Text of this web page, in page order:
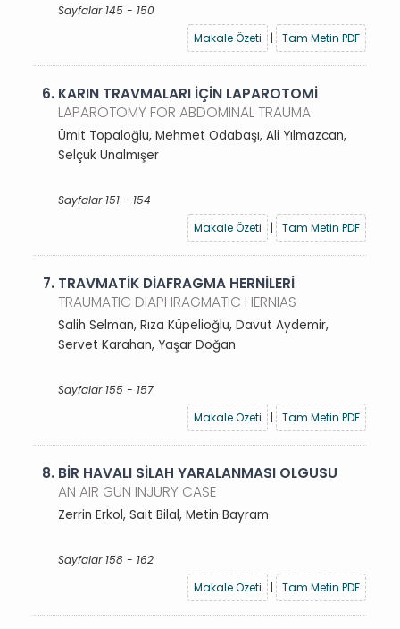
Sayfalar 145 - 150
Makale Özeti
| Tam Metin PDF
6. KARIN TRAVMALARI İÇİN LAPAROTOMİ
LAPAROTOMY FOR ABDOMINAL TRAUMA
Ümit Topaloğlu, Mehmet Odabaşı, Ali Yılmazcan,
Selçuk Ünalmışer
Sayfalar 151 - 154
Makale Özeti
| Tam Metin PDF
7. TRAVMATİK DİAFRAGMA HERNİLERİ
TRAUMATIC DIAPHRAGMATIC HERNIAS
Salih Selman, Rıza Küpelioğlu, Davut Aydemir,
Servet Karahan, Yaşar Doğan
Sayfalar 155 - 157
Makale Özeti
| Tam Metin PDF
8. BİR HAVALI SİLAH YARALANMASI OLGUSU
AN AIR GUN INJURY CASE
Zerrin Erkol, Sait Bilal, Metin Bayram
Sayfalar 158 - 162
Makale Özeti
| Tam Metin PDF